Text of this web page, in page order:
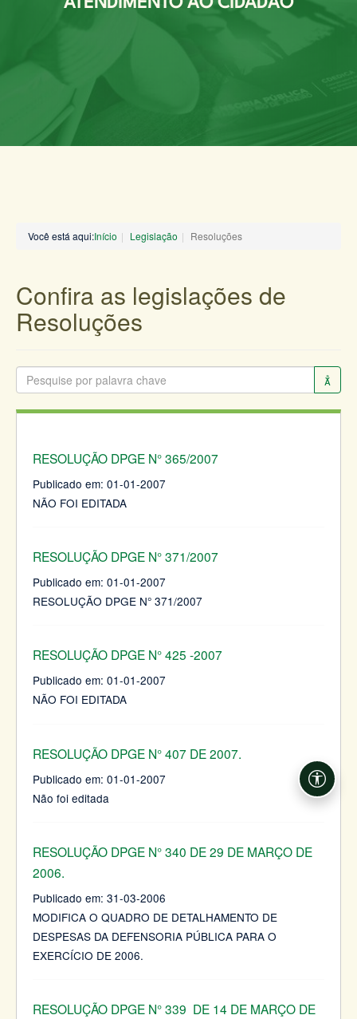
Você está aqui:Início Legislação Resoluções
Confira as legislações de
Resoluções
RESOLUÇÃO DPGE N° 365/2007
Publicado em: 01-01-2007
NÃO FOI EDITADA
RESOLUÇÃO DPGE N° 371/2007
Publicado em: 01-01-2007
RESOLUÇÃO DPGE N° 371/2007
RESOLUÇÃO DPGE N° 425 -2007
Publicado em: 01-01-2007
NÃO FOI EDITADA
RESOLUÇÃO DPGE N° 407 DE 2007.
Publicado em: 01-01-2007
Não foi editada
RESOLUÇÃO DPGE N° 340 DE 29 DE MARÇO DE
2006.
Publicado em: 31-03-2006
MODIFICA O QUADRO DE DETALHAMENTO DE
DESPESAS DA DEFENSORIA PÚBLICA PARA O
EXERCÍCIO DE 2006.
RESOLUÇÃO DPGE N° 339 DE 14 DE MARÇO DE